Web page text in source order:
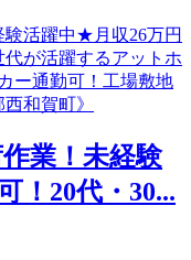
業！未経験
！20代・30...